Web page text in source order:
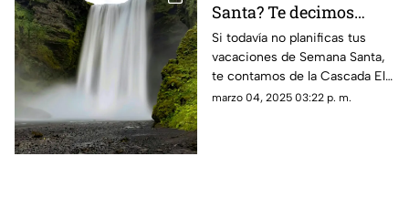
Santa? Te decimos
cómo llegar a Cascada
El Salto Grande desde
Ciudad Juárez
Si todavía no planificas tus
vacaciones de Semana Santa,
te contamos de la Cascada El
Salto Grande en Chihuahua
marzo 04, 2025 03:22 p. m.